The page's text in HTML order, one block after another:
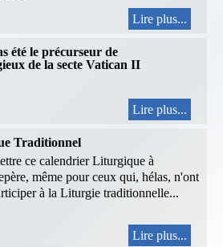
Lire plus...
été le précurseur de
de la secte Vatican II
Lire plus...
Traditionnel
ce calendrier Liturgique à
même pour ceux qui, hélas, n'ont
à la Liturgie traditionnelle...
Lire plus...